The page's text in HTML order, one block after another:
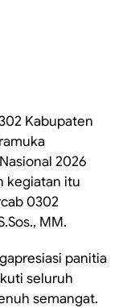
Kabupaten
2026
kegiatan itu
0302
MM.
panitia
seluruh
semangat.